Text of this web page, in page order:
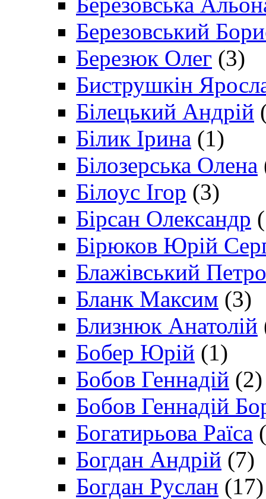
Березовський
Березюк Олег (3)
Биструшкін
Білецький Андрій
Білик Ірина (1)
Білозерська Олена
Білоус Ігор (3)
Бірсан Олександр
Бірюков Юрій
Блажівський Петро
Бланк Максим (3)
Близнюк Анатолій
Бобер Юрій (1)
Бобов Геннадій (2)
Бобов Геннадій
Богатирьова Раїса
Богдан Андрій (7)
Богдан Руслан (17)